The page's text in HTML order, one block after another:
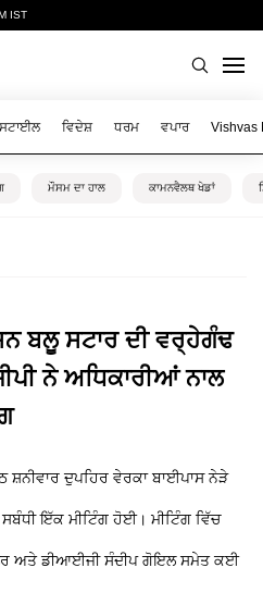
IST
ਵਿਦੇਸ਼ ਧਰਮ ਵਪਾਰ Vishvas
ਮੌਸਮ ਦਾ ਹਾਲ ਕਾਮਨਵੈਲਥ ਖੇਡਾਂ
ਬਲੂ ਸਟਾਰ ਦੀ ਵਰ੍ਹੇਗੰਢ
ਨੇ ਅਧਿਕਾਰੀਆਂ ਨਾਲ
ਸ਼ਨੀਵਾਰ ਦੁਪਹਿਰ ਵੇਰਕਾ ਬਾਈਪਾਸ ਨੇੜੇ
ਇੱਕ ਮੀਟਿੰਗ ਹੋਈ। ਮੀਟਿੰਗ ਵਿੱਚ
ਅਤੇ ਡੀਆਈਜੀ ਸੰਦੀਪ ਗੋਇਲ ਸਮੇਤ ਕਈ